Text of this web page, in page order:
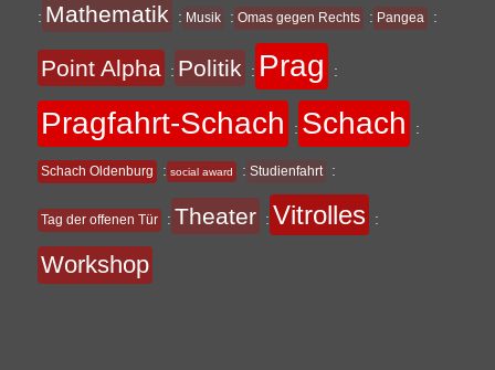
: Mathematik : Musik : Omas gegen Rechts : Pangea :
Point Alpha : Politik : Prag :
Pragfahrt-Schach : Schach :
Schach Oldenburg : social award : Studienfahrt :
Tag der offenen Tür : Theater : Vitrolles :
Workshop